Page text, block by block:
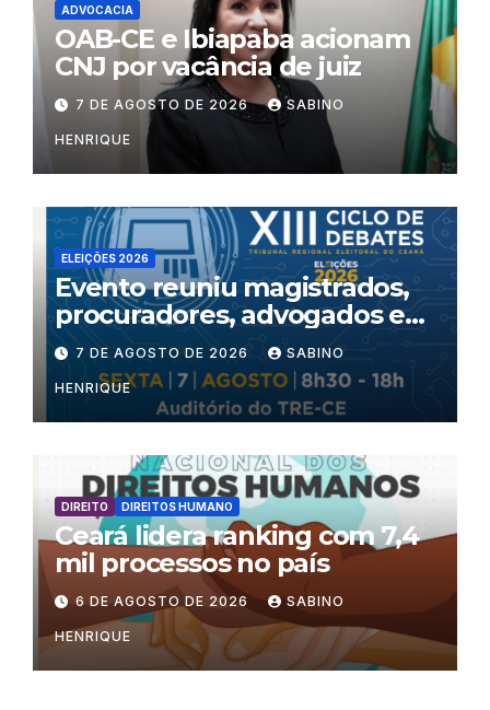
ADVOCACIA
OAB-CE e Ibiapaba acionam
CNJ por vacância de juiz
7 DE AGOSTO DE 2026 SABINO
HENRIQUE
ELEIÇÕES 2026
Evento reuniu magistrados,
procuradores, advogados e
especialistas para debater
inteligência artificial,
criminalidade organizada e
violência política de gênero
no processo eleitoral
7 DE AGOSTO DE 2026 SABINO
HENRIQUE
DIREITO DIREITOS HUMANO
Ceará lidera ranking com 7,4
mil processos no país
6 DE AGOSTO DE 2026 SABINO
HENRIQUE